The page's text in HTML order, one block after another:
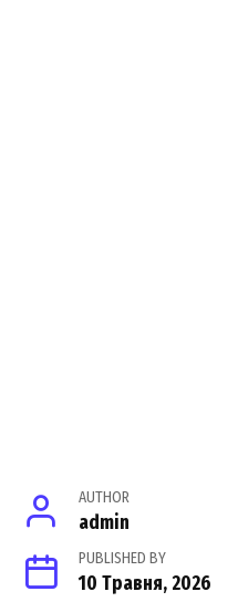
AUTHOR
admin
PUBLISHED BY
10 Травня, 2026